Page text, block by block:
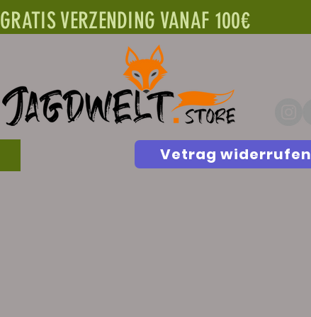
GRATIS VERZENDING VANAF 100€
Vetrag widerrufen